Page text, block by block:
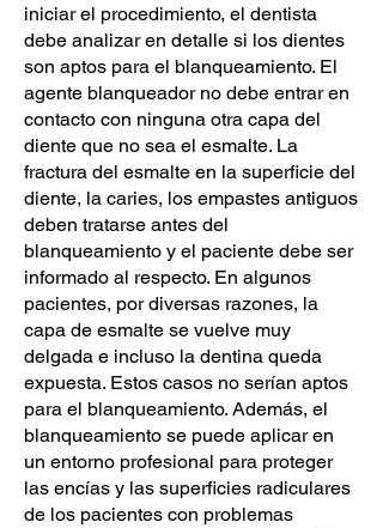
iniciar el procedimiento, el dentista
debe analizar en detalle si los dientes
son aptos para el blanqueamiento. El
agente blanqueador no debe entrar en
contacto con ninguna otra capa del
diente que no sea el esmalte. La
fractura del esmalte en la superficie del
diente, la caries, los empastes antiguos
deben tratarse antes del
blanqueamiento y el paciente debe ser
informado al respecto. En algunos
pacientes, por diversas razones, la
capa de esmalte se vuelve muy
delgada e incluso la dentina queda
expuesta. Estos casos no serían aptos
para el blanqueamiento. Además, el
blanqueamiento se puede aplicar en
un entorno profesional para proteger
las encías y las superficies radiculares
de los pacientes con problemas